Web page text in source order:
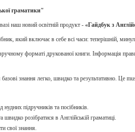
граматики"
наш новий освітній продукт - «Гайдбук з
який включає в себе всі часи: теперішній,
зручному форматі друкованої книги. Інформація
знання легко, швидко та результативно. Це
підручників та посібників.
розібратися в Англійській граматиці.
свої знання.